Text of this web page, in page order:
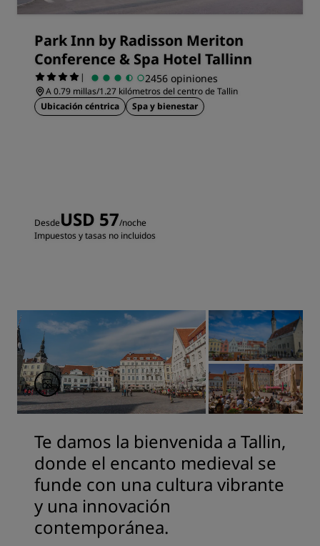
Park Inn by Radisson Meriton
Conference & Spa Hotel Tallinn
| 2456 opiniones
A 0.79 millas/1.27 kilómetros del centro de Tallin
Ubicación céntrica
Spa y bienestar
DesdeUSD 57/noche
Impuestos y tasas no incluidos
Te damos la bienvenida a Tallin,
donde el encanto medieval se
funde con una cultura vibrante
y una innovación
contemporánea.